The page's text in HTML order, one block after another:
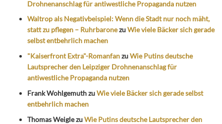
Drohnenanschlag für antiwestliche Propaganda nutzen
Waltrop als Negativbeispiel: Wenn die Stadt nur noch mäht,
statt zu pflegen – RuhrbaronezuWie viele Bäcker sich gerade
selbst entbehrlich machen
"Kaiserfront Extra"-RomanfanzuWie Putins deutsche
Lautsprecher den Leipziger Drohnenanschlag für
antiwestliche Propaganda nutzen
Frank WohlgemuthzuWie viele Bäcker sich gerade selbst
entbehrlich machen
Thomas WeiglezuWie Putins deutsche Lautsprecher den